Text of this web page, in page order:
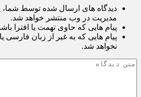
دیدگاه های ارسال شده توسط شما،
مدیریت در وب منتشر خواهد شد.
پیام هایی که حاوی تهمت یا افترا
پیام هایی که به غیر از زبان فارسی
نخواهد شد.